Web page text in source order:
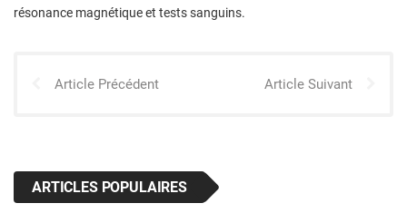
résonance magnétique et tests sanguins.
Article Précédent Article Suivant
ARTICLES POPULAIRES